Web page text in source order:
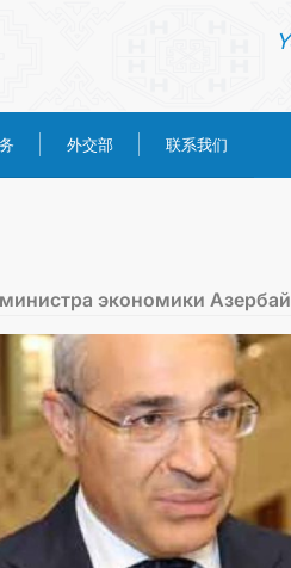
外交部 联系我们
土
联
экономики